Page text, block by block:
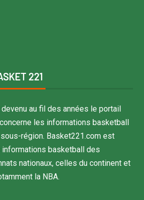
221
au fil des années le portail
les informations basketball
région. Basket221.com est
basketball des
nationaux, celles du continent et
la NBA.